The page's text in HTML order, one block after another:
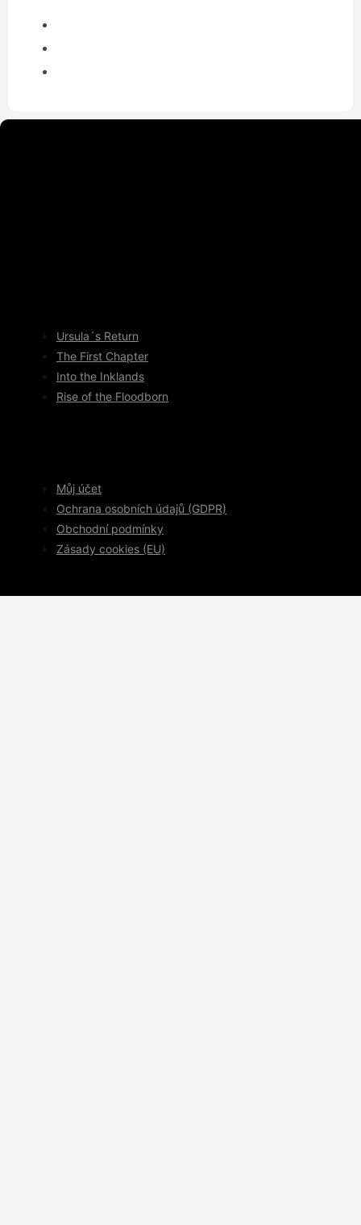
Ursula´s Return
The First Chapter
Into the Inklands
Rise of the Floodborn
Můj účet
Ochrana osobních údajů (GDPR)
Obchodní podmínky
Zásady cookies (EU)